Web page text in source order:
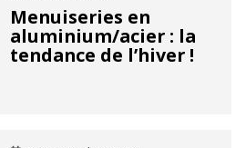
Menuiseries en
aluminium/acier : la
tendance de l’hiver !